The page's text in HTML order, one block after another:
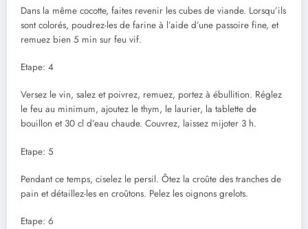
Dans la même cocotte, faites revenir les cubes de viande. Lorsqu’ils
sont colorés, poudrez-les de farine à l’aide d’une passoire fine, et
remuez bien 5 min sur feu vif.
Etape: 4
Versez le vin, salez et poivrez, remuez, portez à ébullition. Réglez
le feu au minimum, ajoutez le thym, le laurier, la tablette de
bouillon et 30 cl d’eau chaude. Couvrez, laissez mijoter 3 h.
Etape: 5
Pendant ce temps, ciselez le persil. Ôtez la croûte des tranches de
pain et détaillez-les en croûtons. Pelez les oignons grelots.
Etape: 6